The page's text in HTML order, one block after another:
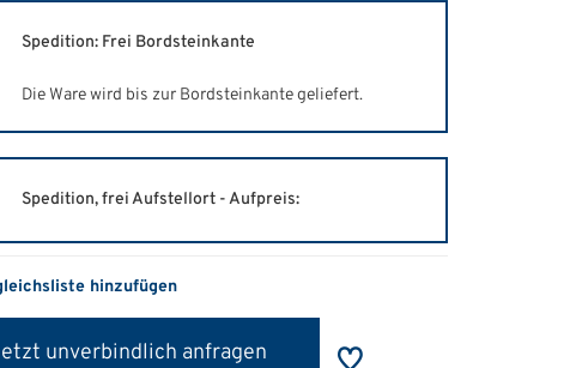
Spedition: Frei Bordsteinkante
Die Ware wird bis zur Bordsteinkante geliefert.
Spedition, frei Aufstellort - Aufpreis:
hinzufügen
unverbindlich anfragen